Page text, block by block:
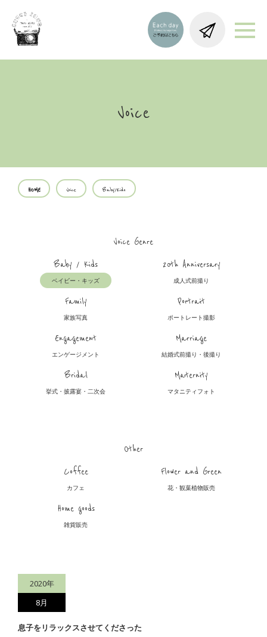
Voice
HOME Voice Baby/Kids
Voice Genre
Baby / Kids
ベイビー・キッズ
20th Anniversary
成人式前撮り
Family
家族写真
Portrait
ポートレート撮影
Engagement
エンゲージメント
Marriage
結婚式前撮り・後撮り
Bridal
挙式・披露宴・二次会
Maternity
マタニティフォト
Other
Coffee
カフェ
Flower and Green
花・観葉植物販売
Home goods
雑貨販売
2020年
8月
息子をリラックスさせてくださった